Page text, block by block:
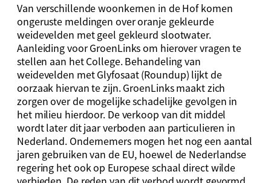
Van verschillende woonkernen in de Hof komen
ongeruste meldingen over oranje gekleurde
weidevelden met geel gekleurd slootwater.
Aanleiding voor GroenLinks om hierover vragen te
stellen aan het College. Behandeling van
weidevelden met Glyfosaat (Roundup) lijkt de
oorzaak hiervan te zijn. GroenLinks maakt zich
zorgen over de mogelijke schadelijke gevolgen in
het milieu hierdoor. De verkoop van dit middel
wordt later dit jaar verboden aan particulieren in
Nederland. Ondernemers mogen het nog een aantal
jaren gebruiken van de EU, hoewel de Nederlandse
regering het ook op Europese schaal direct wilde